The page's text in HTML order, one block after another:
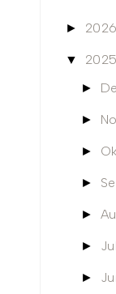
► 2026
▼ 2025
►
►
►
►
►
►
►